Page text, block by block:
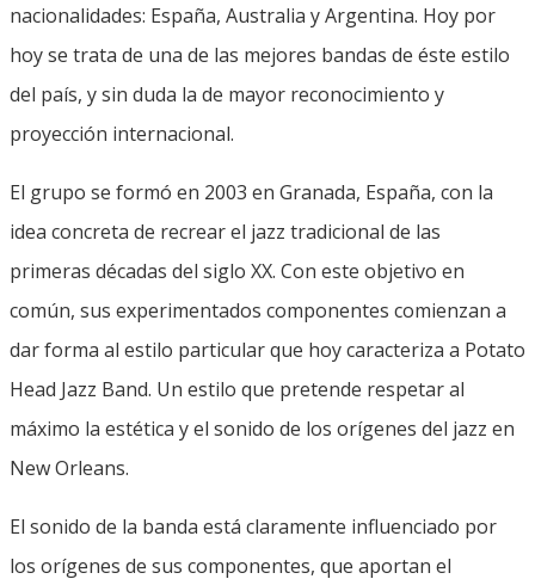
nacionalidades: España, Australia y Argentina. Hoy por
hoy se trata de una de las mejores bandas de éste estilo
del país, y sin duda la de mayor reconocimiento y
proyección internacional.
El grupo se formó en 2003 en Granada, España, con la
idea concreta de recrear el jazz tradicional de las
primeras décadas del siglo XX. Con este objetivo en
común, sus experimentados componentes comienzan a
dar forma al estilo particular que hoy caracteriza a Potato
Head Jazz Band. Un estilo que pretende respetar al
máximo la estética y el sonido de los orígenes del jazz en
New Orleans.
El sonido de la banda está claramente influenciado por
los orígenes de sus componentes, que aportan el